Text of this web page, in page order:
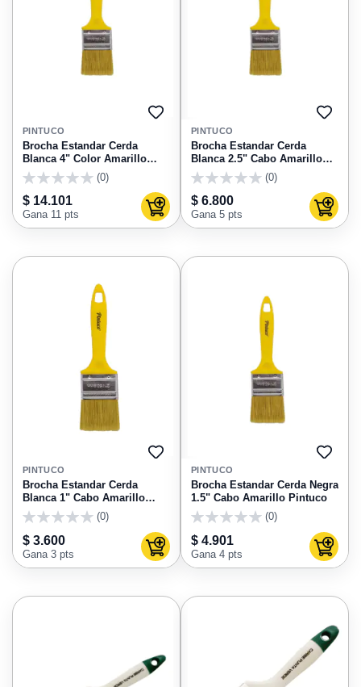
AGREGAR
FAVORITOS
PINTUCO
Brocha Estandar Cerda
Blanca 4" Color Amarillo
Pintuco
(0)
$ 14.101
Gana 11 pts Agregar al carrito
PINTUCO
Brocha Estandar Cerda
Blanca 2.5" Cabo Amarillo
Pintuco
(0)
$ 6.800
Gana 5 pts
AGREGAR
FAVORITOS
PINTUCO
Brocha Estandar Cerda
Blanca 1" Cabo Amarillo
Pintuco
(0)
$ 3.600
Gana 3 pts Agregar al carrito
PINTUCO
Brocha Estandar Cerda Negra
1.5" Cabo Amarillo Pintuco
(0)
$ 4.901
Gana 4 pts